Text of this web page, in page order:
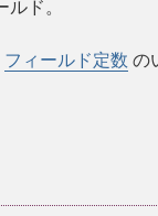
ド。
フィールド定数 の